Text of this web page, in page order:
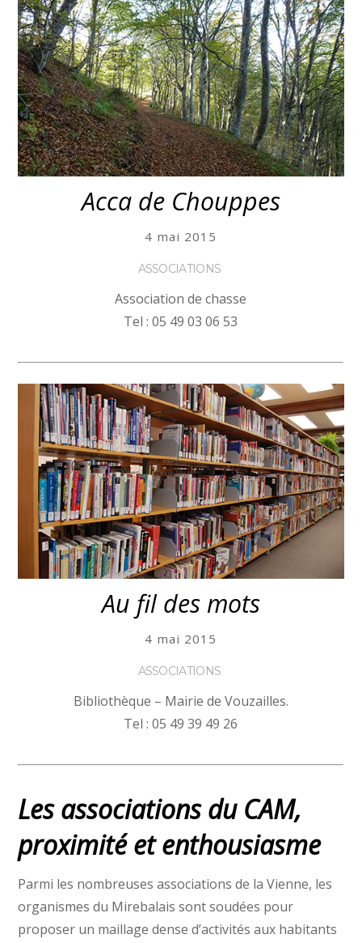
Acca de Chouppes
4 mai 2015
ASSOCIATIONS
Association de chasse
Tel : 05 49 03 06 53
Au fil des mots
4 mai 2015
ASSOCIATIONS
Bibliothèque – Mairie de Vouzailles.
Tel : 05 49 39 49 26
Les associations du CAM,
proximité et enthousiasme
Parmi les nombreuses associations de la Vienne, les
organismes du Mirebalais sont soudées pour
proposer un maillage dense d’activités aux habitants